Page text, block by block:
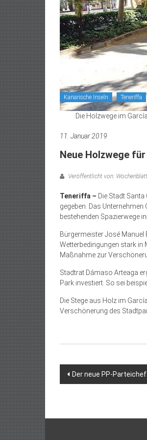
Kanarische Inseln Teneriffa
Die Holzwege im
11. Januar 2019
Neue Holzwege
Veröffentlicht von: Wochenblatt
Teneriffa – Die Stadt
gegeben. Das
bestehenden Spazierwege
Bürgermeister José Manuel
Wetterbedingungen stark in
Maßnahme zur
Stadtrat Dámaso Arteaga
Park investiert. So sei
Die Stege aus Holz im
Verschönerung des
Der neue PP-